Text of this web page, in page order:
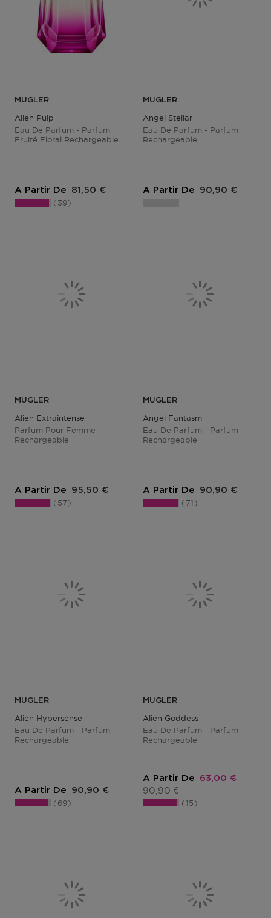
MUGLER
Alien Pulp
Eau De Parfum - Parfum
Fruité Floral Rechargeable
A Partir De Prix du produit
81,50 €
39
MUGLER
Angel Stellar
Eau De Parfum - Parfum
Rechargeable
A Partir De Prix du produit
90,90 €
MUGLER
Alien Extraintense
Parfum Pour Femme
Rechargeable
A Partir De Prix du produit
95,50 €
57
MUGLER
Angel Fantasm
Eau De Parfum - Parfum
Rechargeable
A Partir De Prix du produit
90,90 €
71
MUGLER
Alien Hypersense
Eau De Parfum - Parfum
Rechargeable
A Partir De Prix du produit
90,90 €
69
MUGLER
Alien Goddess
Eau De Parfum - Parfum
Rechargeable
A Partir De Prix
63,00 €
Prix du produit
90,90 €
15